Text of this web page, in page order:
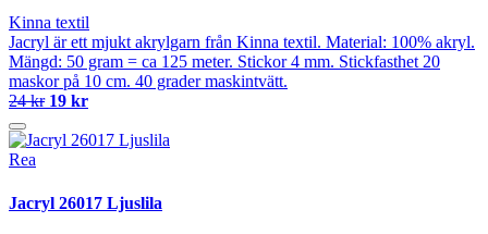
Kinna textil
Jacryl är ett mjukt akrylgarn från Kinna textil. Material: 100% akryl.
Mängd: 50 gram = ca 125 meter. Stickor 4 mm. Stickfasthet 20
maskor på 10 cm. 40 grader maskintvätt.
24 kr 19 kr
Rea
Jacryl 26017 Ljuslila